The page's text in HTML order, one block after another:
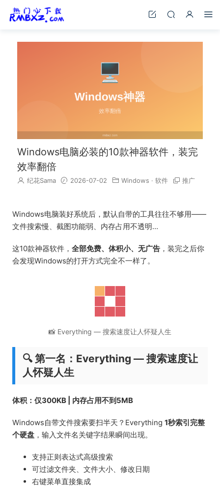
Windows电脑必装的10款神器软件，装完
效率翻倍
纪花Sama 2026-07-02 Windows · 软件 推广
Windows电脑装好系统后，默认自带的工具往往不够用——
文件搜索慢、截图功能弱、内存占用不透明…
这10款神器软件， 全部免费、体积小、无广告 ，装完之后你
会发现Windows的打开方式完全不一样了。
📸 Everything — 搜索速度让人怀疑人生
🔍 第一名：Everything — 搜索速度让
人怀疑人生
体积：仅300KB | 内存占用不到5MB
Windows自带文件搜索要扫半天？Everything 1秒索引完整
个硬盘 ，输入文件名关键字结果瞬间出现。
支持正则表达式高级搜索
可过滤文件夹、文件大小、修改日期
右键菜单直接集成